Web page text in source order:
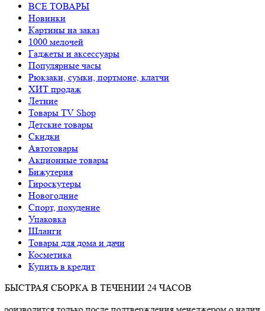
ВСЕ ТОВАРЫ
Новинки
Картины на заказ
1000 мелочей
Гаджеты и аксессуары
Популярные часы
Рюкзаки, сумки, портмоне, клатчи
ХИТ продаж
Летние
Товары TV Shop
Детские товары
Cкидки
Автотовары
Акционные товары
Бижутерия
Гироскутеры
Новогодние
Спорт, похудение
Упаковка
Шланги
Товары для дома и дачи
Косметика
Купить в кредит
БЫСТРАЯ СБОРКА В ТЕЧЕНИИ 24 ЧАСОВ